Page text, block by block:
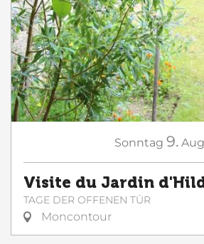
Sonntag 9. Aug
Visite du Jardin
TAGE DER OFFENEN TÜR
Moncontour